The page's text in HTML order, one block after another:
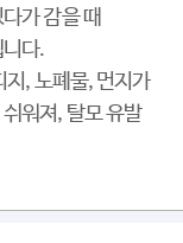
가 감을 때
다.
지, 노폐물, 먼지가
워져, 탈모 유발